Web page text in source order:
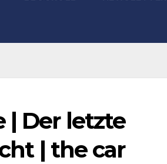
| Der letzte
| the car